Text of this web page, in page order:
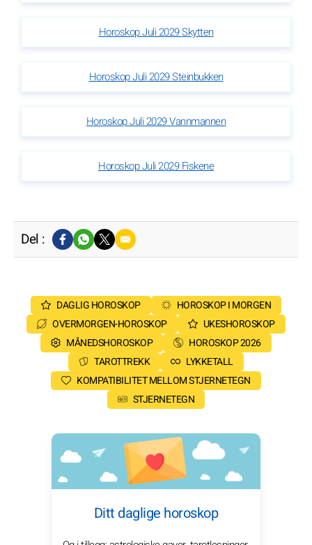
Horoskop Juli 2029 Skytten
Horoskop Juli 2029 Steinbukken
Horoskop Juli 2029 Vannmannen
Horoskop Juli 2029 Fiskene
Del :
DAGLIG HOROSKOP
HOROSKOP I MORGEN
OVERMORGEN-HOROSKOP
UKESHOROSKOP
MÅNEDSHOROSKOP
HOROSKOP 2026
TAROTTREKK
LYKKETALL
KOMPATIBILITET MELLOM STJERNETEGN
STJERNETEGN
Ditt daglige horoskop